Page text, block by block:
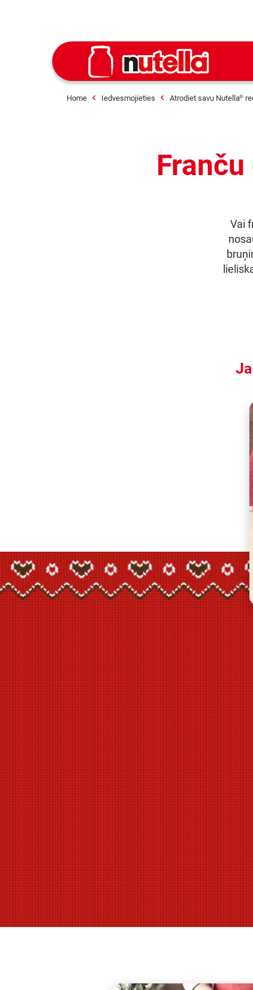
Home Iedvesmojieties Atrodiet savu Nutella®
Vai